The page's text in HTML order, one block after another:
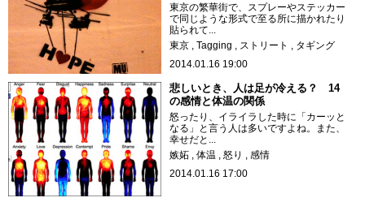
東京の繁華街で、スプレーやステッカー
で同じような形式で至る所に描かれたり
貼られて...
東京
Tagging ストリート
タギング
2014.01.16 19:00
悲しいとき、人は足が冷える？ 14
の感情と体温の関係
怒ったり、イライラした時に「カーッと
なる」と言う人は多いですよね。また、
幸せだと...
嫉妬
体温 怒り
感情
2014.01.16 17:00